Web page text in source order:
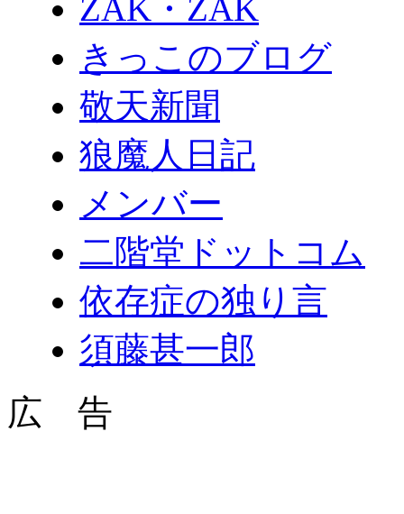
ZAK・ZAK
きっこのブログ
敬天新聞
狼魔人日記
メンバー
二階堂ドットコム
依存症の独り言
須藤甚一郎
広 告